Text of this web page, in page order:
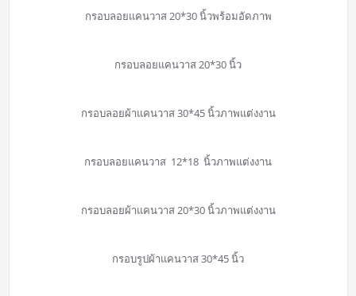
กรอบลอยแคนวาส 20*30 นิ้วพร้อมอัดภาพ
กรอบลอยแคนวาส 20*30 นิ้ว
กรอบลอยผ้าแคนวาส 30*45 นิ้วภาพแต่งงาน
กรอบลอยแคนวาส 12*18 นิ้วภาพแต่งงาน
กรอบลอยผ้าแคนวาส 20*30 นิ้วภาพแต่งงาน
กรอบรูปผ้าแคนวาส 30*45 นิ้ว